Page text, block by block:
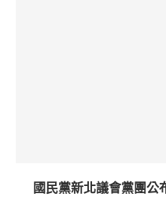
國民黨新北議會黨團